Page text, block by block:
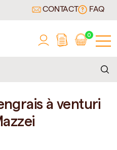
CONTACT FAQ
0
à venturi